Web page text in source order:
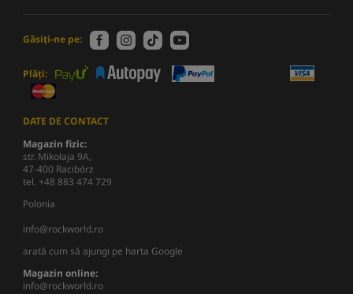
Găsiți-ne pe:
Plăți:
DATE DE CONTACT
Magazin fizic:
str. Mikołaja 9A,
47-400 Racibórz
tel. +48 883 474 729
Polonia
info@rockworld.ro
arată cum să ajungi pe harta Google
Magazin online:
info@rockworld.ro